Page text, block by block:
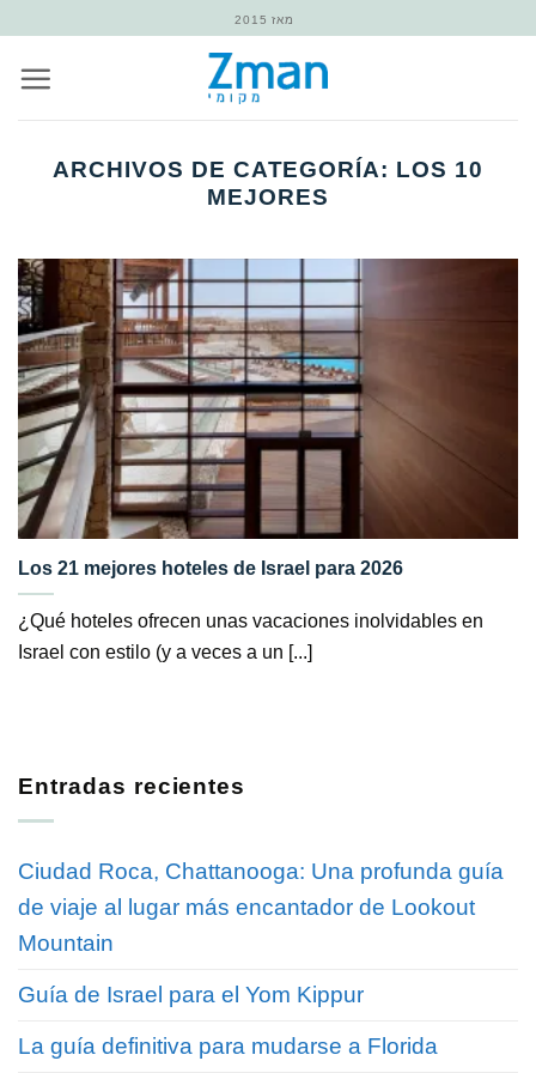
contenido
מאז 2015
ARCHIVOS DE CATEGORÍA: LOS 10
MEJORES
Los 21 mejores hoteles de Israel para 2026
¿Qué hoteles ofrecen unas vacaciones inolvidables en
Israel con estilo (y a veces a un [...]
Entradas recientes
Ciudad Roca, Chattanooga: Una profunda guía
de viaje al lugar más encantador de Lookout
Mountain
Guía de Israel para el Yom Kippur
La guía definitiva para mudarse a Florida